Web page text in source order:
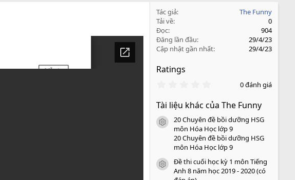
Tác giả
The Funny
Tải về
0
Đọc
904
Đăng lần đầu
29/4/23
Cập nhật gần nhất
29/4/23
Ratings
0
0
s
a
o
0 đánh giá
Tài liệu khác của The Funny
icon tài liệu
20 Chuyên đề bồi dưỡng HSG
môn Hóa Học lớp 9
20 Chuyên đề bồi dưỡng HSG
môn Hóa Học lớp 9
icon tài liệu
Đề thi cuối học kỳ 1 môn Tiếng
Anh 8 năm học 2019 - 2020 (có